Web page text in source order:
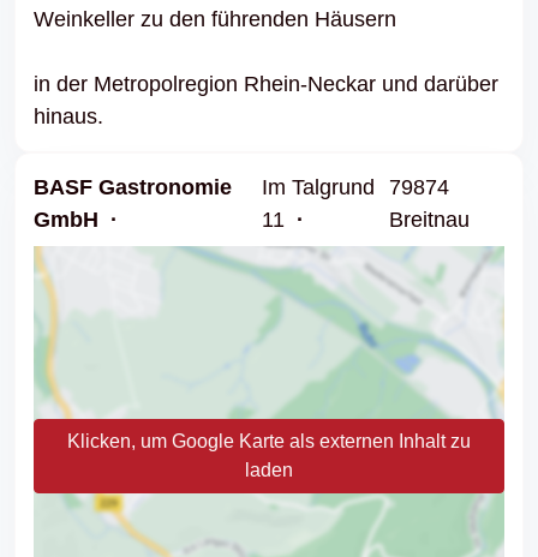
Weinkeller zu den führenden Häusern
in der Metropolregion Rhein-Neckar und darüber
hinaus.
BASF Gastronomie
GmbH
Im Talgrund
11
79874
Breitnau
Klicken, um Google Karte als externen Inhalt zu
laden